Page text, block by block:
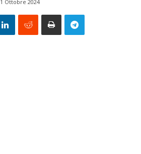
1 Ottobre 2024